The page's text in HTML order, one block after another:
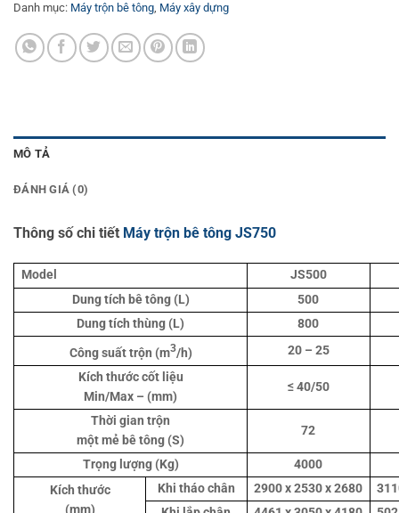
Danh mục: Máy trộn bê tông, Máy xây dựng
MÔ TẢ
ĐÁNH GIÁ (0)
Thông số chi tiết Máy trộn bê tông JS750
Model
JS500
Dung tích bê tông (L)
500
Dung tích thùng (L)
800
Công suất trộn (m3/h)
20 – 25
Kích thước cốt liệu
Min/Max – (mm)
≤ 40/50
Thời gian trộn
một mẻ bê tông (S)
72
Trọng lượng (Kg)
4000
Kích thước
(mm)
Khi tháo chân 2900 x 2530 x 2680